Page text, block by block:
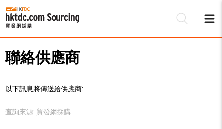
聯絡供應商
以下訊息將傳送給供應商:
查詢來源: 貿發網採購